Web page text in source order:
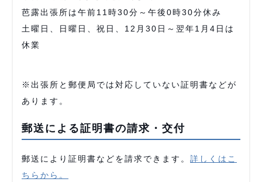
芭露出張所は午前11時30分～午後0時30分休み
土曜日、日曜日、祝日、12月30日～翌年1月4日は
休業
※出張所と郵便局では対応していない証明書などが
あります。
郵送による証明書の請求・交付
郵送により証明書などを請求できます。 詳しくはこ
ちらから。